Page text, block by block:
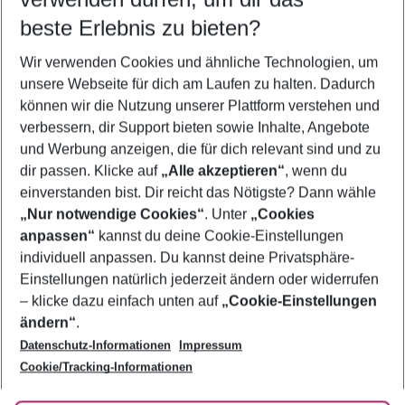
5-8 Nächte
2 Erwachsene Keine Kinder
Mehr Filter anzeigen
Footer
Footer navigation
Über uns
AGB
Bestpreisgarantie
Cookie-Einstellungen ändern
Cookie-Richtlinie
Agenturbetreuung
Barrierefreies Reisen
Folge uns
beste Erlebnis zu bieten?
Wir verwenden Cookies und ähnliche Technologien, um
unsere Webseite für dich am Laufen zu halten. Dadurch
können wir die Nutzung unserer Plattform verstehen und
verbessern, dir Support bieten sowie Inhalte, Angebote
und Werbung anzeigen, die für dich relevant sind und zu
dir passen. Klicke auf „Alle akzeptieren“, wenn du
einverstanden bist. Dir reicht das Nötigste? Dann wähle
„Nur notwendige Cookies“. Unter „Cookies
anpassen“ kannst du deine Cookie-Einstellungen
individuell anpassen. Du kannst deine Privatsphäre-
Einstellungen natürlich jederzeit ändern oder widerrufen
– klicke dazu einfach unten auf „Cookie-Einstellungen
ändern“.
Datenschutz-Informationen
Impressum
Cookie/Tracking-Informationen